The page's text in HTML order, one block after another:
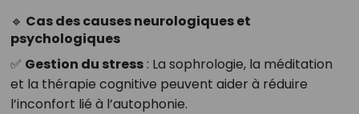
🔹 Cas des causes neurologiques et
psychologiques
✅ Gestion du stress: La sophrologie, la méditation
et la thérapie cognitive peuvent aider à réduire
l’inconfort lié à l’autophonie.